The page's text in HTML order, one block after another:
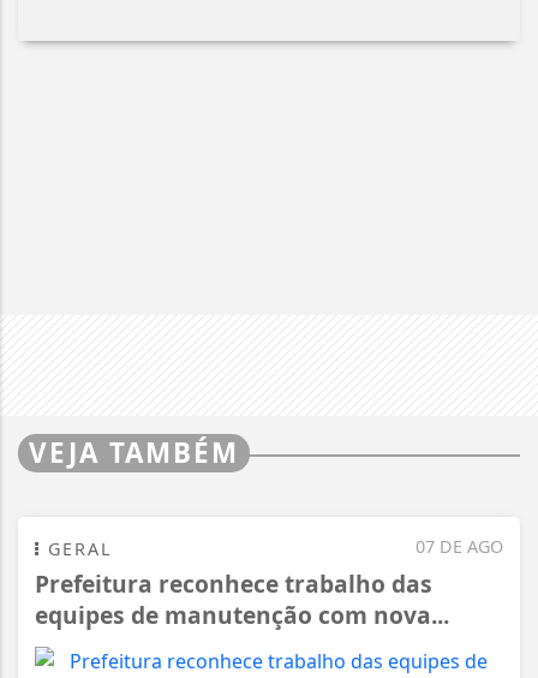
VEJA TAMBÉM
07 DE AGO
GERAL
Prefeitura reconhece trabalho das
equipes de manutenção com nova...